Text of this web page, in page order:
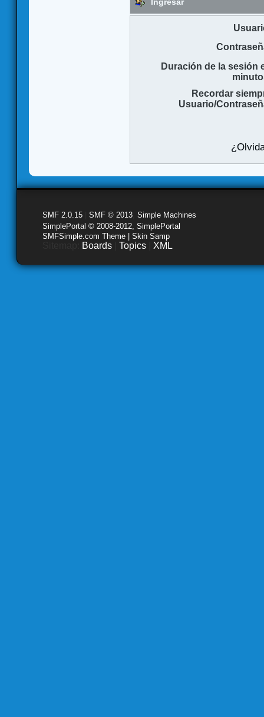
Ingresar
Duración de la sesión
Recordar
Usuario/
SMF 2.0.15 SMF © 2013 Simple Machines
SimplePortal © 2008-2012, SimplePortal
SMFSimple.com Theme | Skin Samp
Boards Topics XML